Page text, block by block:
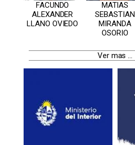
FACUNDO
ALEXANDER
LLANO OVIEDO
MATIAS
SEBASTIAN
MIRANDA
OSORIO
Ver mas ...